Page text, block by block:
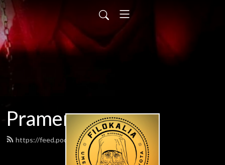
Pramene
https://feed.podbean.com/pramene/feed.xml